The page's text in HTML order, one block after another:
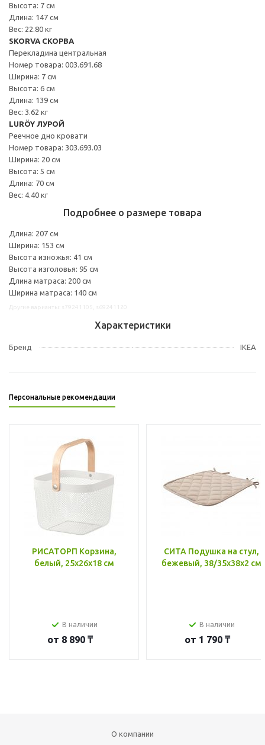
Высота: 7 см
Длина: 147 см
Вес: 22.80 кг
SKORVA СКОРВА
Перекладина центральная
Номер товара: 003.691.68
Ширина: 7 см
Высота: 6 см
Длина: 139 см
Вес: 3.62 кг
LURÖY ЛУРОЙ
Реечное дно кровати
Номер товара: 303.693.03
Ширина: 20 см
Высота: 5 см
Длина: 70 см
Вес: 4.40 кг
Подробнее о размере товара
Длина: 207 см
Ширина: 153 см
Высота изножья: 41 см
Высота изголовья: 95 см
Длина матраса: 200 см
Ширина матраса: 140 см
Характеристики
Бренд IKEA
Персональные рекомендации
РИСАТОРП Корзина,
белый, 25x26x18 см
В наличии
от 8 890 ₸
СИТА Подушка на стул,
бежевый, 38/35x38x2 см
В наличии
от 1 790 ₸
О компании